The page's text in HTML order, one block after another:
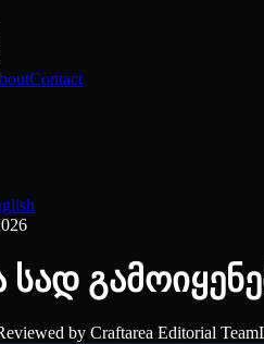
Contact
by Craftarea Editorial Team